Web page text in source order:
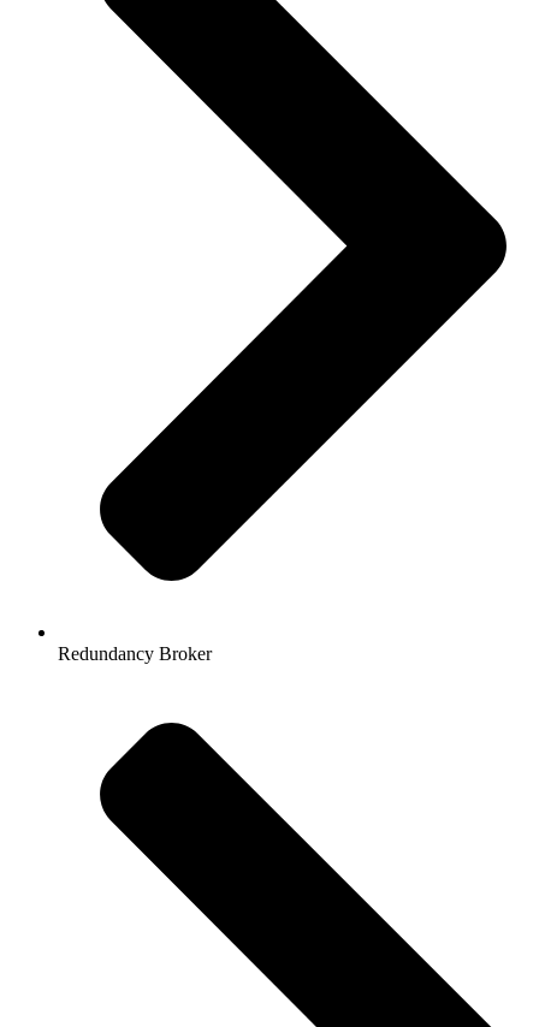
Redundancy Broker